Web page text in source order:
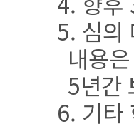
5. 심의
내용
5년간
6. 기타